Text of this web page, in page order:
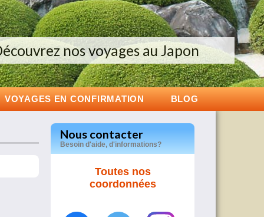
dans l’ouest américain
Groupes de 6 à 12 personnes
nos voyages au Japon
VOYAGES EN CONFIRMATION BLOG
Nous contacter
Besoin d'aide, d'informations?
Toutes nos
coordonnées